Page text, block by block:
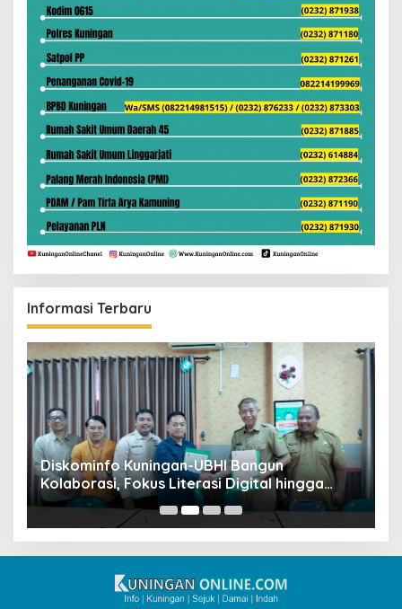
Informasi Terbaru
Diskominfo Kuningan-UBHI Bangun
Kolaborasi, Fokus Literasi Digital hingga
Desa Digital